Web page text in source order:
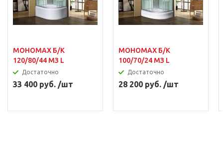
МОНОМАХ Б/К
120/80/44 МЗ L
Достаточно
33 400 руб. /шт
МОНОМАХ Б/К
100/70/24 МЗ L
Достаточно
28 200 руб. /шт